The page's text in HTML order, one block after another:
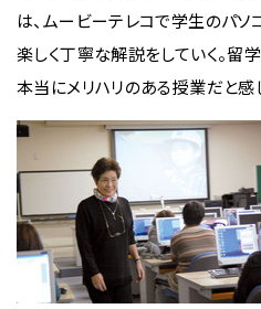
は、ムービーテレコで学生のパソ
楽しく丁寧な解説をしていく。留
本当にメリハリのある授業だと感